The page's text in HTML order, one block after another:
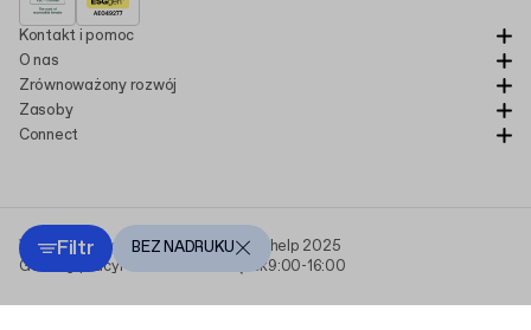
Filtr BEZ NADRUKU
Kontakt i pomoc
O nas
Zrównoważony rozwój
Zasoby
Connect
Wszystkie prawa zastrzeżone Packhelp 2025
Godziny pracyPoniedziałek - Piątek9:00-16:00